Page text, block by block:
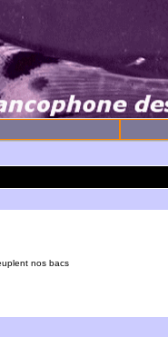
nos bacs